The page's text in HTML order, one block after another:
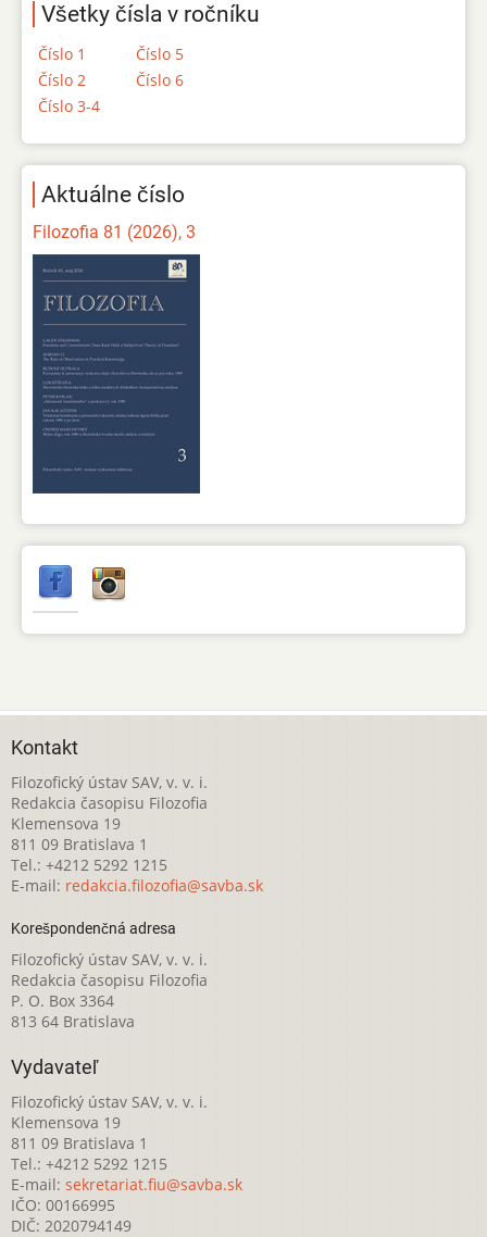
Všetky čísla v ročníku
Číslo 1
Číslo 2
Číslo 3-4
Číslo 5
Číslo 6
Aktuálne číslo
Filozofia 81 (2026), 3
Kontakt
Filozofický ústav SAV, v. v. i.
Redakcia časopisu Filozofia
Klemensova 19
811 09 Bratislava 1
Tel.: +4212 5292 1215
E-mail: redakcia.filozofia@savba.sk
Korešpondenčná adresa
Filozofický ústav SAV, v. v. i.
Redakcia časopisu Filozofia
P. O. Box 3364
813 64 Bratislava
Vydavateľ
Filozofický ústav SAV, v. v. i.
Klemensova 19
811 09 Bratislava 1
Tel.: +4212 5292 1215
E-mail: sekretariat.fiu@savba.sk
IČO: 00166995
DIČ: 2020794149